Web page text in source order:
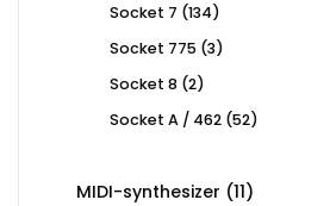
Socket 7 134134
Socket 775 33
Socket 8 22
Socket A / 462 5252
MIDI-synthesizer 1111